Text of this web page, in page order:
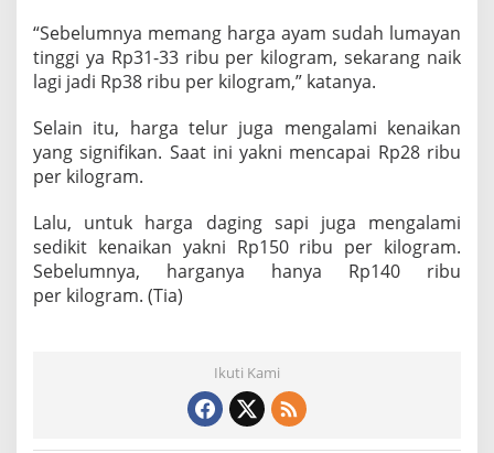
“Sebelumnya memang harga ayam sudah lumayan
tinggi ya Rp31-33 ribu per kilogram, sekarang naik
lagi jadi Rp38 ribu per kilogram,” katanya.
Selain itu, harga telur juga mengalami kenaikan
yang signifikan. Saat ini yakni mencapai Rp28 ribu
per kilogram.
Lalu, untuk harga daging sapi juga mengalami
sedikit kenaikan yakni Rp150 ribu per kilogram.
Sebelumnya, harganya hanya Rp140 ribu
per kilogram. (Tia)
Ikuti Kami